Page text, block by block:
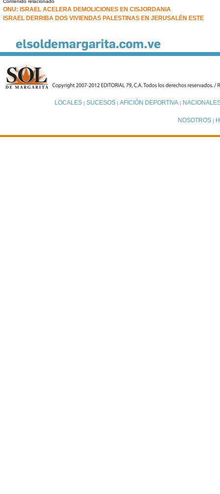
ONU: ISRAEL ACELERA DEMOLICIONES EN CISJORDANIA
ISRAEL DERRIBA DOS VIVIENDAS PALESTINAS EN JERUSALÉN ESTE
LOCALES| SUCESOS| AFICIÓN DEPORTIVA|
NOSOTROS |